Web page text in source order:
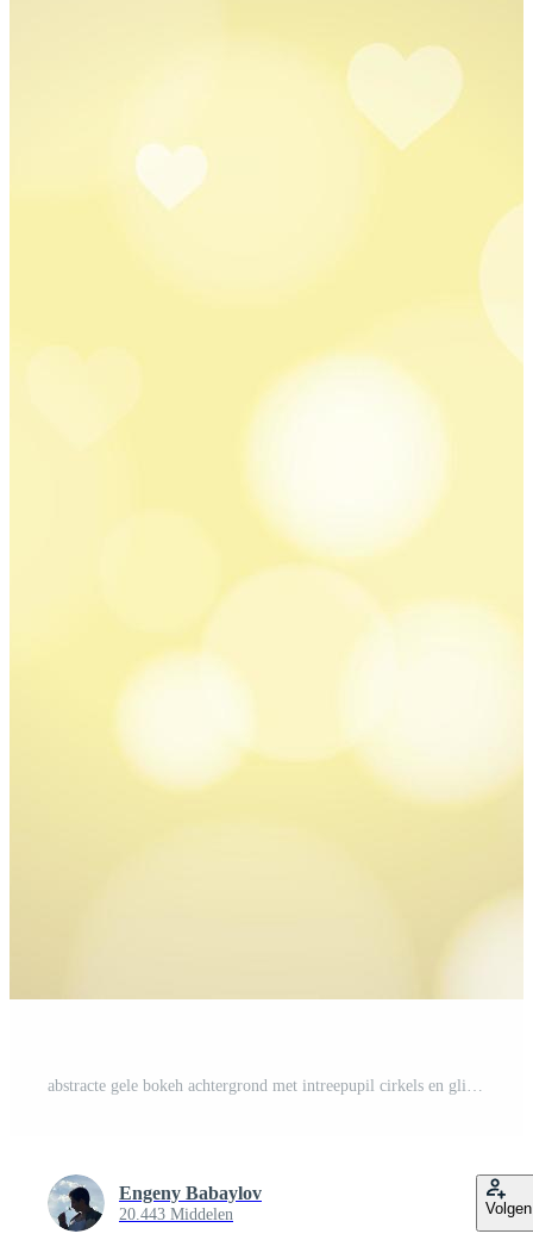
abstracte gele bokeh achtergrond met intreepupil cirkels en glitter. decoratie-element voor kerst- en nieuwjaarsvakanties, wenskaarten, webbanners, posters - vector Pro Vector
Engeny Babaylov
20.443 Middelen Volgen